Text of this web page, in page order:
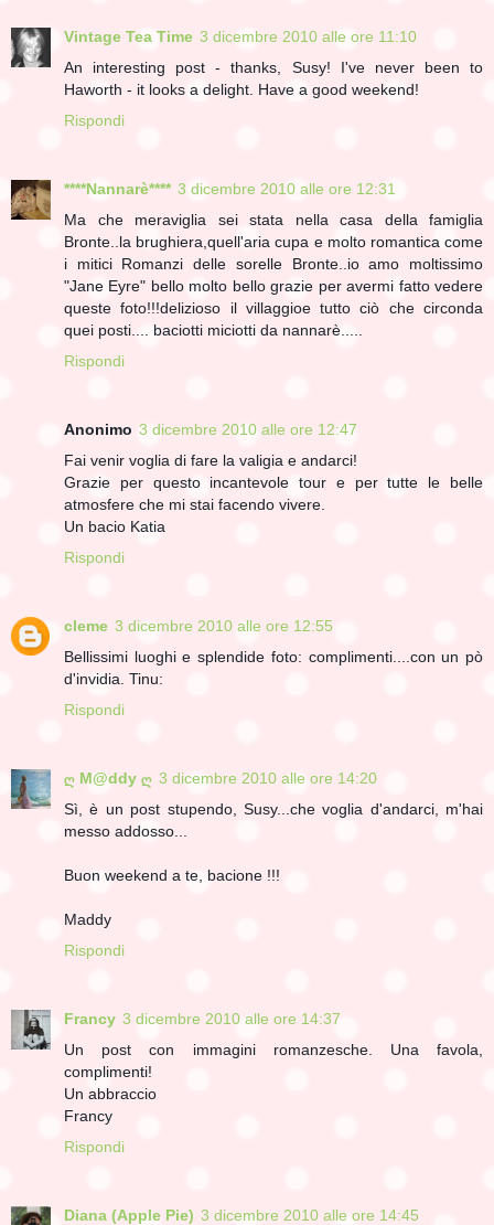
Vintage Tea Time 3 dicembre 2010 alle ore 11:10
An interesting post - thanks, Susy! I've never been to
Haworth - it looks a delight. Have a good weekend!
Rispondi
****Nannarè**** 3 dicembre 2010 alle ore 12:31
Ma che meraviglia sei stata nella casa della famiglia
Bronte..la brughiera,quell'aria cupa e molto romantica come
i mitici Romanzi delle sorelle Bronte..io amo moltissimo
"Jane Eyre" bello molto bello grazie per avermi fatto vedere
queste foto!!!delizioso il villaggioe tutto ciò che circonda
quei posti.... baciotti miciotti da nannarè.....
Rispondi
Anonimo 3 dicembre 2010 alle ore 12:47
Fai venir voglia di fare la valigia e andarci!
Grazie per questo incantevole tour e per tutte le belle
atmosfere che mi stai facendo vivere.
Un bacio Katia
Rispondi
cleme 3 dicembre 2010 alle ore 12:55
Bellissimi luoghi e splendide foto: complimenti....con un pò
d'invidia. Tinu:
Rispondi
ღ M@ddy ღ 3 dicembre 2010 alle ore 14:20
Sì, è un post stupendo, Susy...che voglia d'andarci, m'hai
messo addosso...
Buon weekend a te, bacione !!!
Maddy
Rispondi
Francy 3 dicembre 2010 alle ore 14:37
Un post con immagini romanzesche. Una favola,
complimenti!
Un abbraccio
Francy
Rispondi
Diana (Apple Pie) 3 dicembre 2010 alle ore 14:45